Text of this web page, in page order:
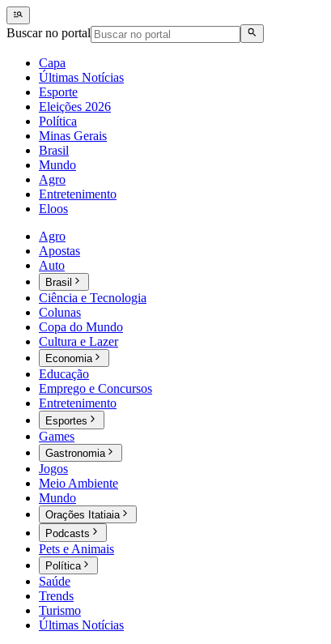
Buscar no portal
Capa
Últimas Notícias
Esporte
Eleições 2026
Política
Minas Gerais
Brasil
Mundo
Agro
Entretenimento
Eloos
Agro
Apostas
Auto
Brasil
Ciência e Tecnologia
Colunas
Copa do Mundo
Cultura e Lazer
Economia
Educação
Emprego e Concursos
Entretenimento
Esportes
Games
Gastronomia
Jogos
Meio Ambiente
Mundo
Orações Itatiaia
Podcasts
Pets e Animais
Política
Saúde
Trends
Turismo
Últimas Notícias